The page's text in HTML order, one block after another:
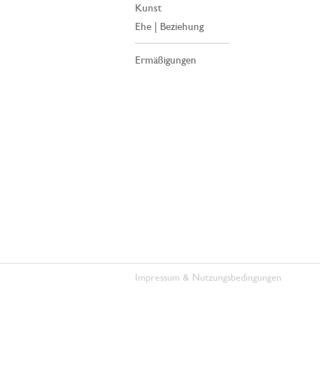
Kunst
Ehe | Beziehung
Ermäßigungen
Impressum & Nutzungsbedingungen